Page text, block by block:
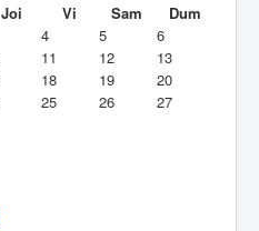
Joi Vi Sam
Dum
4 5
6
11 12
13
18 19
20
25 26
27